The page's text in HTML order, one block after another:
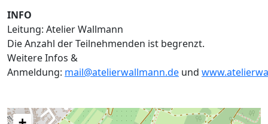
INFO
Leitung: Atelier Wallmann
Die Anzahl der Teilnehmenden ist begrenzt.
Weitere Infos &
Anmeldung: mail@atelierwallmann.de und